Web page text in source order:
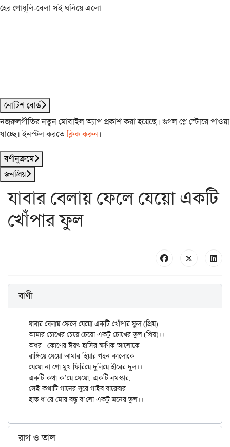
হের গোধূলি-বেলা সই ঘনিয়ে এলো
নোটিশ বোর্ড
নজরুলগীতির নতুন মোবাইল অ্যাপ প্রকাশ করা হয়েছে। গুগল প্লে স্টোরে পাওয়া
যাচ্ছে। ইনস্টল করতেক্লিক করুন।
বর্ণানুক্রমে
জনপ্রিয়
যাবার বেলায় ফেলে যেয়ো একটি
খোঁপার ফুল
বাণী
যাবার বেলায় ফেলে যেয়ো একটি খোঁপার ফুল (প্রিয়)
আমার চোখের চেয়ে চেয়ো একটু চোখের ভুল (প্রিয়)।।
অধর –কোণের ঈয়ৎ হাসির ক্ষণিক আলোকে
রাঙ্গিয়ে যেয়ো আমার হিয়ার গহন কালোকে
যেয়ো না গো মুখ ফিরিয়ে দুলিয়ে হীরের দুল।।
একটি কথা ক’য়ে যেয়ো, একটি নমস্কার,
সেই কথাটি গানের সুরে গাইব বারেবার
রাগ ও তাল